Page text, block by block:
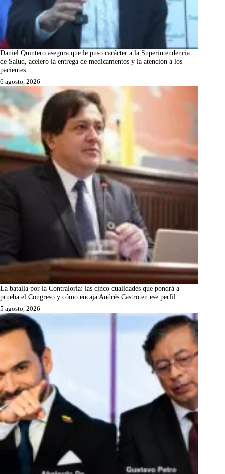
Daniel Quintero asegura que le puso carácter a la Superintendencia
de Salud, aceleró la entrega de medicamentos y la atención a los
pacientes
6 agosto, 2026
La batalla por la Contraloría: las cinco cualidades que pondrá a
prueba el Congreso y cómo encaja Andrés Castro en ese perfil
5 agosto, 2026